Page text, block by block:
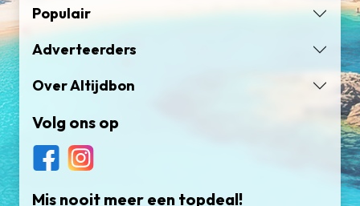
Populair
Adverteerders
Over Altijdbon
Volg ons op
Mis nooit meer een topdeal!